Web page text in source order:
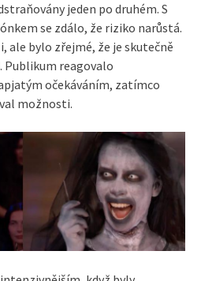
jeden po druhém. S
se zdálo, že riziko narůstá.
ale bylo zřejmé, že je skutečně
Publikum reagovalo
očekáváním, zatímco
možnosti.